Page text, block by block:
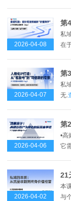
2026-04-08
第
私
在
2026-04-07
私
无.
2026-04-06
•高
它
2026-04-02
21
本
与